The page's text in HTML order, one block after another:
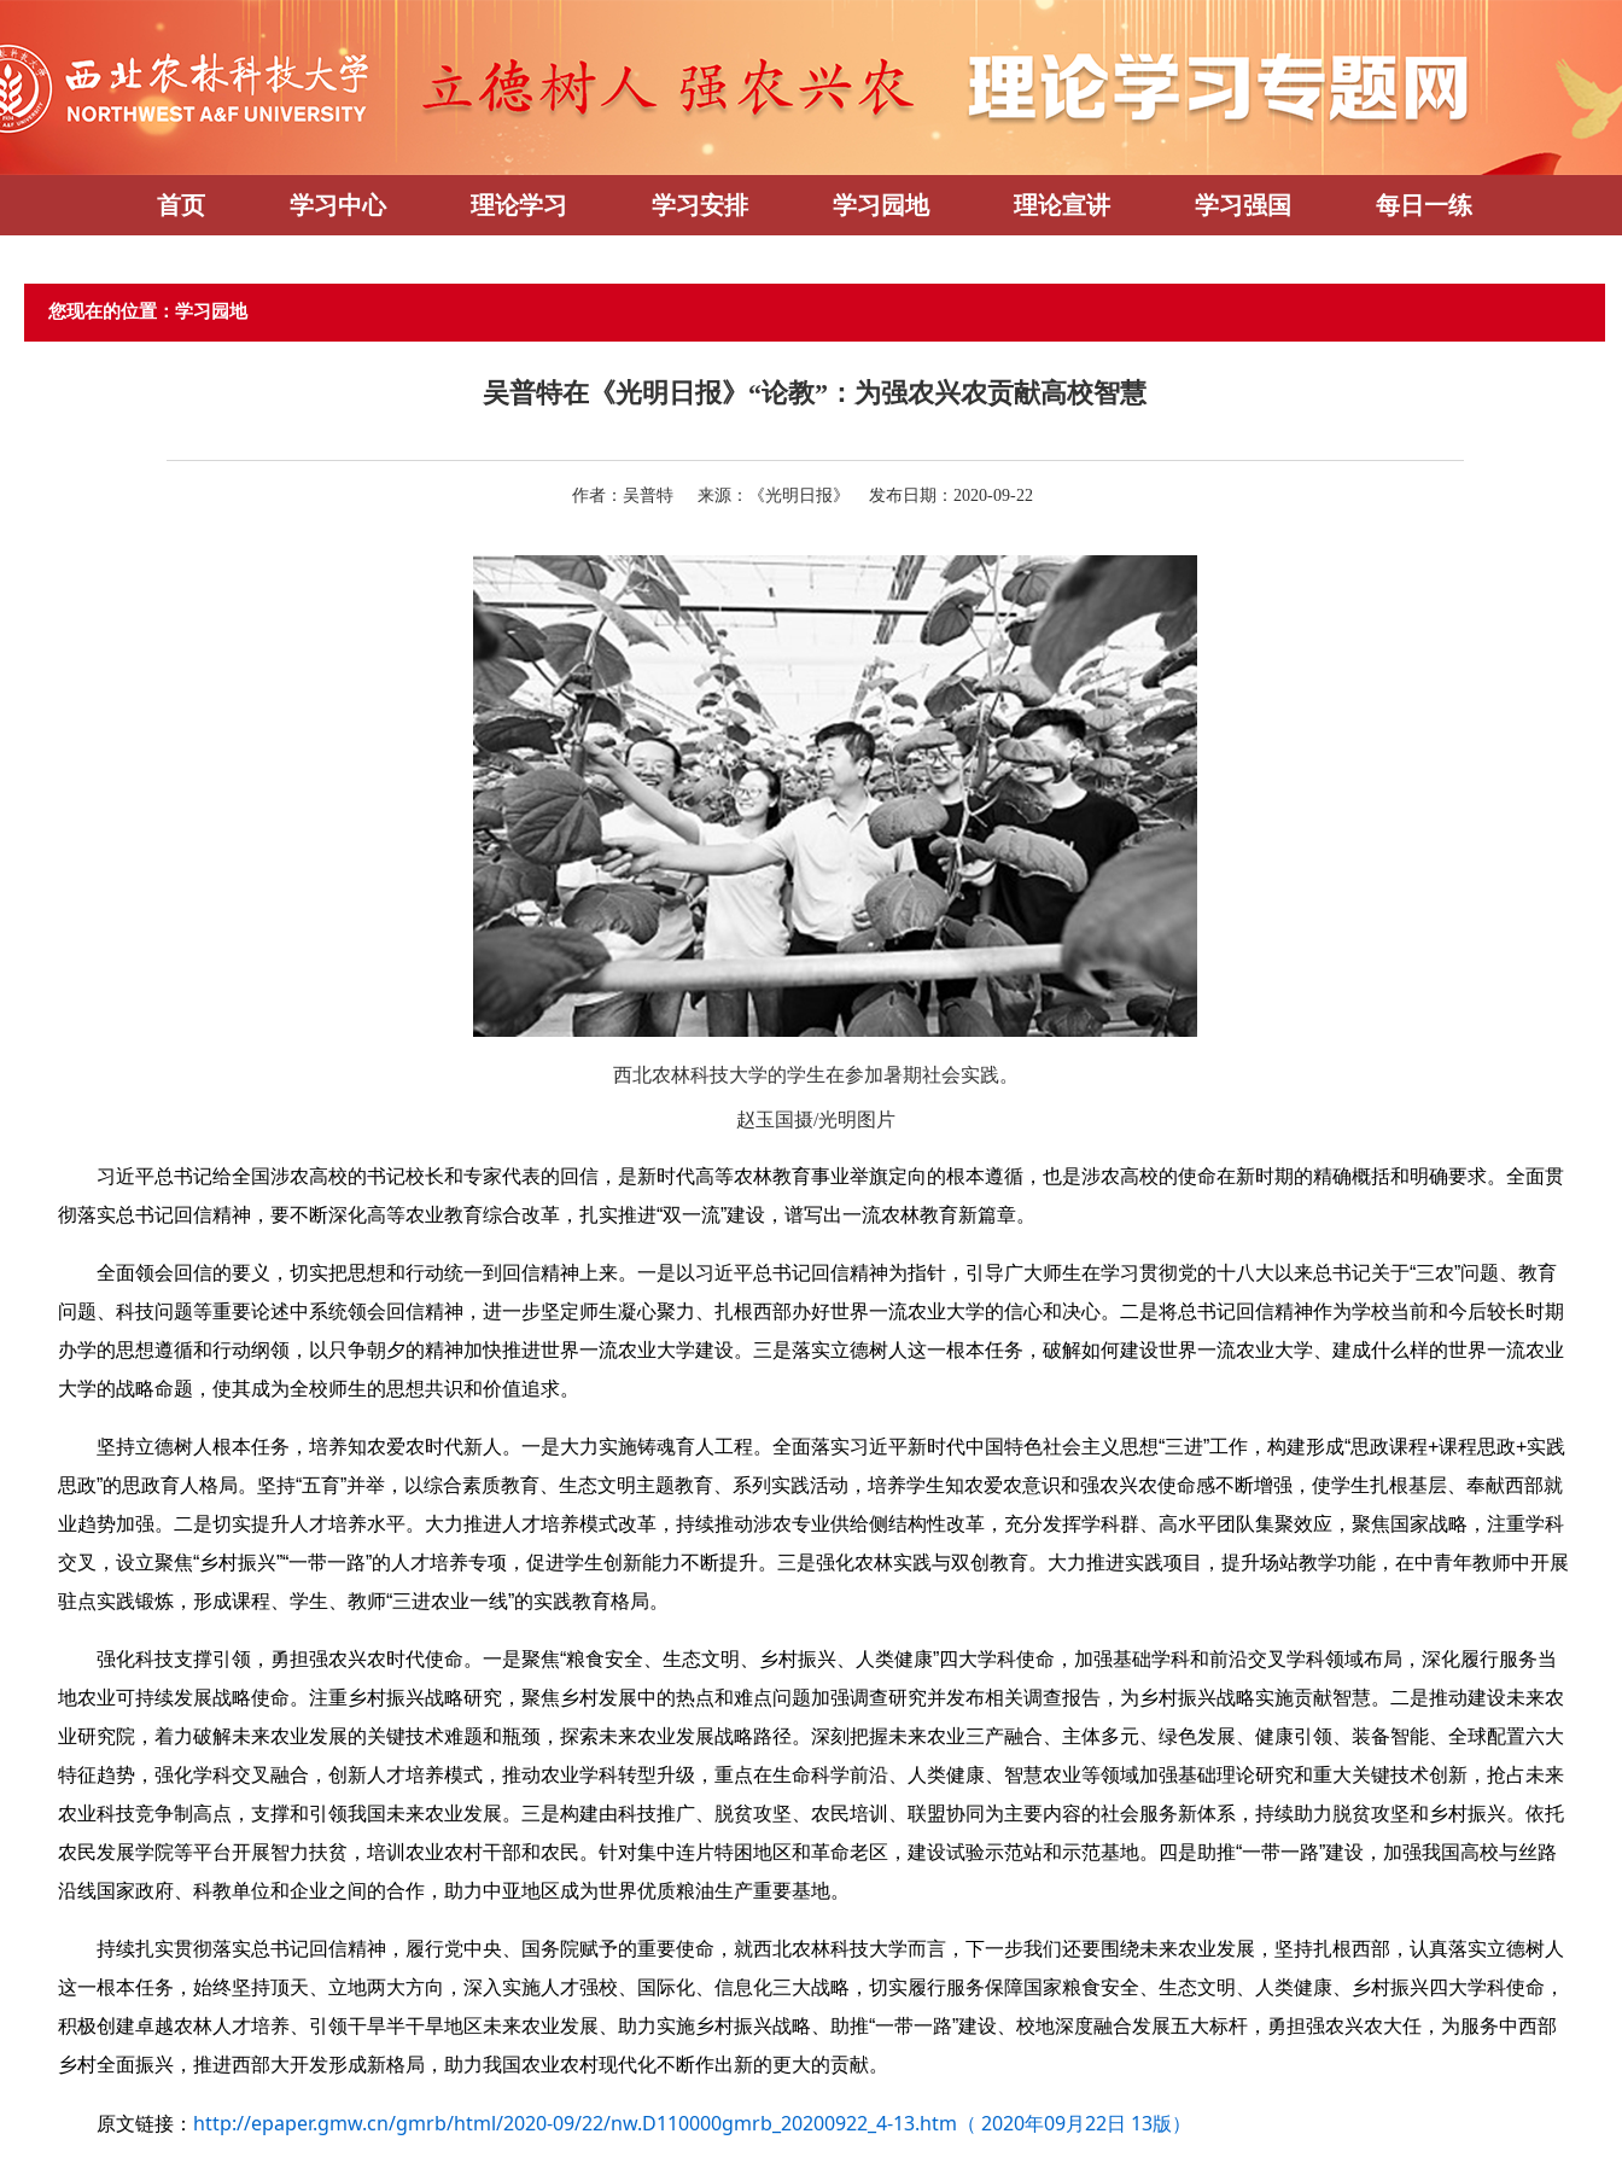
首页 学习中心 理论学习 学习安排 学习园地 理论宣讲 学习强国 每日一练
您现在的位置：学习园地
吴普特在《光明日报》“论教”：为强农兴农贡献高校智慧
作者：吴普特 来源：《光明日报》 发布日期：2020-09-22
西北农林科技大学的学生在参加暑期社会实践。
赵玉国摄/光明图片
习近平总书记给全国涉农高校的书记校长和专家代表的回信，是新时代高等农林教育事业举旗定向的根本遵循，也是涉农高校的使命在新时期的精确概括和明确要求。全面贯
彻落实总书记回信精神，要不断深化高等农业教育综合改革，扎实推进“双一流”建设，谱写出一流农林教育新篇章。
全面领会回信的要义，切实把思想和行动统一到回信精神上来。一是以习近平总书记回信精神为指针，引导广大师生在学习贯彻党的十八大以来总书记关于“三农”问题、教育
问题、科技问题等重要论述中系统领会回信精神，进一步坚定师生凝心聚力、扎根西部办好世界一流农业大学的信心和决心。二是将总书记回信精神作为学校当前和今后较长时期
办学的思想遵循和行动纲领，以只争朝夕的精神加快推进世界一流农业大学建设。三是落实立德树人这一根本任务，破解如何建设世界一流农业大学、建成什么样的世界一流农业
大学的战略命题，使其成为全校师生的思想共识和价值追求。
坚持立德树人根本任务，培养知农爱农时代新人。一是大力实施铸魂育人工程。全面落实习近平新时代中国特色社会主义思想“三进”工作，构建形成“思政课程+课程思政+实践
思政”的思政育人格局。坚持“五育”并举，以综合素质教育、生态文明主题教育、系列实践活动，培养学生知农爱农意识和强农兴农使命感不断增强，使学生扎根基层、奉献西部就
业趋势加强。二是切实提升人才培养水平。大力推进人才培养模式改革，持续推动涉农专业供给侧结构性改革，充分发挥学科群、高水平团队集聚效应，聚焦国家战略，注重学科
交叉，设立聚焦“乡村振兴”“一带一路”的人才培养专项，促进学生创新能力不断提升。三是强化农林实践与双创教育。大力推进实践项目，提升场站教学功能，在中青年教师中开展
驻点实践锻炼，形成课程、学生、教师“三进农业一线”的实践教育格局。
强化科技支撑引领，勇担强农兴农时代使命。一是聚焦“粮食安全、生态文明、乡村振兴、人类健康”四大学科使命，加强基础学科和前沿交叉学科领域布局，深化履行服务当
地农业可持续发展战略使命。注重乡村振兴战略研究，聚焦乡村发展中的热点和难点问题加强调查研究并发布相关调查报告，为乡村振兴战略实施贡献智慧。二是推动建设未来农
业研究院，着力破解未来农业发展的关键技术难题和瓶颈，探索未来农业发展战略路径。深刻把握未来农业三产融合、主体多元、绿色发展、健康引领、装备智能、全球配置六大
特征趋势，强化学科交叉融合，创新人才培养模式，推动农业学科转型升级，重点在生命科学前沿、人类健康、智慧农业等领域加强基础理论研究和重大关键技术创新，抢占未来
农业科技竞争制高点，支撑和引领我国未来农业发展。三是构建由科技推广、脱贫攻坚、农民培训、联盟协同为主要内容的社会服务新体系，持续助力脱贫攻坚和乡村振兴。依托
农民发展学院等平台开展智力扶贫，培训农业农村干部和农民。针对集中连片特困地区和革命老区，建设试验示范站和示范基地。四是助推“一带一路”建设，加强我国高校与丝路
沿线国家政府、科教单位和企业之间的合作，助力中亚地区成为世界优质粮油生产重要基地。
持续扎实贯彻落实总书记回信精神，履行党中央、国务院赋予的重要使命，就西北农林科技大学而言，下一步我们还要围绕未来农业发展，坚持扎根西部，认真落实立德树人
这一根本任务，始终坚持顶天、立地两大方向，深入实施人才强校、国际化、信息化三大战略，切实履行服务保障国家粮食安全、生态文明、人类健康、乡村振兴四大学科使命，
积极创建卓越农林人才培养、引领干旱半干旱地区未来农业发展、助力实施乡村振兴战略、助推“一带一路”建设、校地深度融合发展五大标杆，勇担强农兴农大任，为服务中西部
乡村全面振兴，推进西部大开发形成新格局，助力我国农业农村现代化不断作出新的更大的贡献。
原文链接： http://epaper.gmw.cn/gmrb/html/2020-09/22/nw.D110000gmrb_20200922_4-13.htm（ 2020年09月22日 13版）